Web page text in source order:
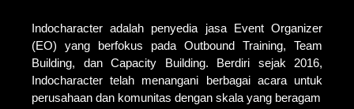
Indocharacter adalah penyedia jasa Event Organizer
(EO) yang berfokus pada Outbound Training, Team
Building, dan Capacity Building. Berdiri sejak 2016,
Indocharacter telah menangani berbagai acara untuk
perusahaan dan komunitas dengan skala yang beragam